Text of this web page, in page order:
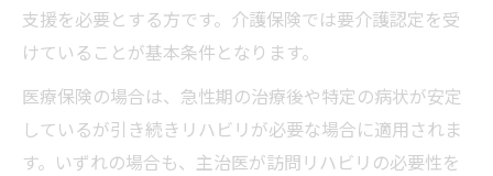
支援を必要とする方です。介護保険では要介護認定を受
けていることが基本条件となります。
医療保険の場合は、急性期の治療後や特定の病状が安定
しているが引き続きリハビリが必要な場合に適用されま
す。いずれの場合も、主治医が訪問リハビリの必要性を